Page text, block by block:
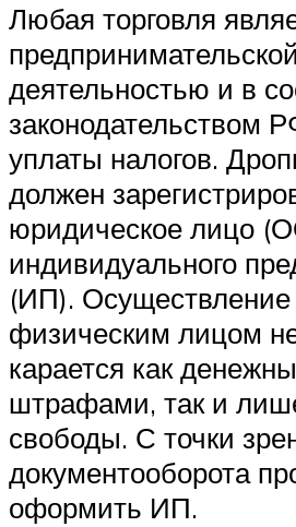
Любая торговля
предпринимательской
деятельностью и в
законодательством
уплаты налогов.
должен
юридическое лицо
индивидуального
(ИП). Осуществление
физическим лицом
карается как
штрафами, так и
свободы. С точки
документооборота
оформить ИП.